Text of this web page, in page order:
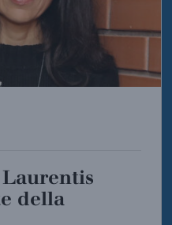
della